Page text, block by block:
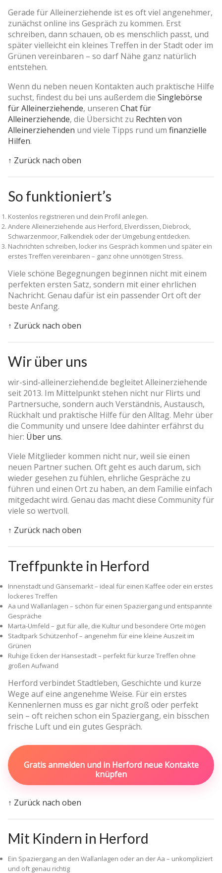
Gerade für Alleinerziehende ist es oft viel angenehmer,
zunächst online ins Gespräch zu kommen. Erst
schreiben, dann schauen, ob es menschlich passt, und
später vielleicht ein kleines Treffen in der Stadt oder im
Grünen vereinbaren – so darf Nähe ganz natürlich
entstehen.
Wenn du neben neuen Kontakten auch praktische Hilfe
suchst, findest du bei uns außerdem die Singlebörse
für Alleinerziehende, unseren Chat für
Alleinerziehende, die Übersicht zu Rechten von
Alleinerziehenden und viele Tipps rund um finanzielle
Hilfen.
↑ Zurück nach oben
So funktioniert’s
Kostenlos registrieren und dein Profil anlegen.
Andere Alleinerziehende aus Herford, Elverdissen, Diebrock,
Schwarzenmoor, Falkendiek oder der Umgebung entdecken.
Nachrichten schreiben, locker ins Gespräch kommen und später ein
erstes Treffen vereinbaren – ganz ohne unnötigen Stress.
Viele schöne Begegnungen beginnen nicht mit einem
perfekten ersten Satz, sondern mit einer ehrlichen
Nachricht. Genau dafür ist ein passender Ort oft der
beste Anfang.
↑ Zurück nach oben
Wir über uns
wir-sind-alleinerziehend.de begleitet Alleinerziehende
seit 2013. Im Mittelpunkt stehen nicht nur Flirts und
Partnersuche, sondern auch Verständnis, Austausch,
Rückhalt und praktische Hilfe für den Alltag. Mehr über
die Community und unsere Idee dahinter erfährst du
hier: Über uns.
Viele Mitglieder kommen nicht nur, weil sie einen
neuen Partner suchen. Oft geht es auch darum, sich
wieder gesehen zu fühlen, ehrliche Gespräche zu
führen und einen Ort zu haben, an dem Familie einfach
mitgedacht wird. Genau das macht diese Community für
viele so wertvoll.
↑ Zurück nach oben
Treffpunkte in Herford
Innenstadt und Gänsemarkt – ideal für einen Kaffee oder ein erstes
lockeres Treffen
Aa und Wallanlagen – schön für einen Spaziergang und entspannte
Gespräche
Marta-Umfeld – gut für alle, die Kultur und besondere Orte mögen
Stadtpark Schützenhof – angenehm für eine kleine Auszeit im
Grünen
Ruhige Ecken der Hansestadt – perfekt für kurze Treffen ohne
großen Aufwand
Herford verbindet Stadtleben, Geschichte und kurze
Wege auf eine angenehme Weise. Für ein erstes
Kennenlernen muss es gar nicht groß oder perfekt
sein – oft reichen schon ein Spaziergang, ein bisschen
frische Luft und ein gutes Gespräch.
Gratis anmelden und in Herford neue Kontakte
knüpfen
↑ Zurück nach oben
Mit Kindern in Herford
Ein Spaziergang an den Wallanlagen oder an der Aa – unkompliziert
und oft genau richtig